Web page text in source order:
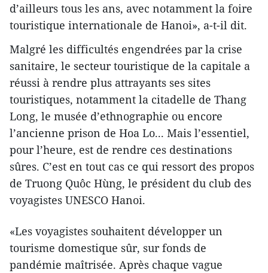
d’ailleurs tous les ans, avec notamment la foire
touristique internationale de Hanoi», a-t-il dit.
Malgré les difficultés engendrées par la crise
sanitaire, le secteur touristique de la capitale a
réussi à rendre plus attrayants ses sites
touristiques, notamment la citadelle de Thang
Long, le musée d’ethnographie ou encore
l’ancienne prison de Hoa Lo... Mais l’essentiel,
pour l’heure, est de rendre ces destinations
sûres. C’est en tout cas ce qui ressort des propos
de Truong Quôc Hùng, le président du club des
voyagistes UNESCO Hanoi.
«Les voyagistes souhaitent développer un
tourisme domestique sûr, sur fonds de
pandémie maîtrisée. Après chaque vague